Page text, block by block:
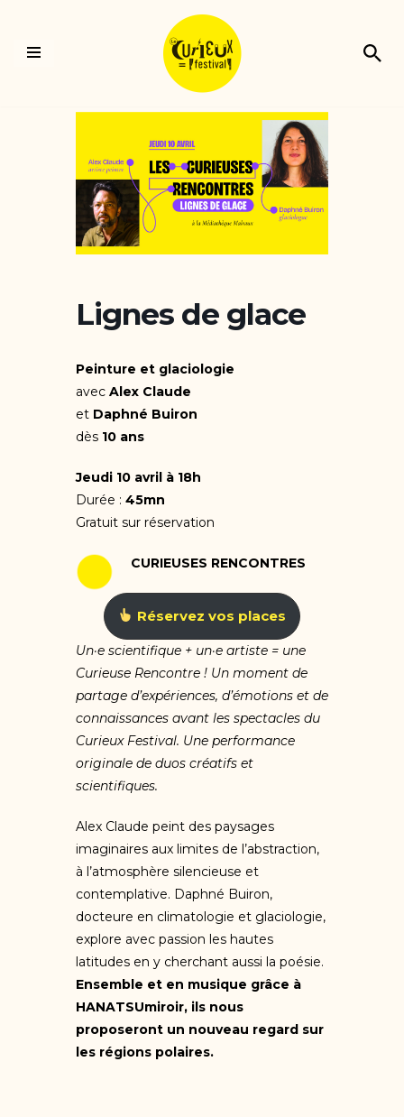
Aller
Lignes de glace
Peinture et glaciologie
avec Alex Claude
et Daphné Buiron
dès 10 ans
Jeudi 10 avril à 18h
Durée : 45mn
Gratuit sur réservation
CURIEUSES RENCONTRES
Réservez vos places
Un·e scientifique + un·e artiste = une
Curieuse Rencontre ! Un moment de
partage d’expériences, d’émotions et de
connaissances avant les spectacles du
Curieux Festival. Une performance
originale de duos créatifs et
scientifiques.
Alex Claude peint des paysages
imaginaires aux limites de l’abstraction,
à l’atmosphère silencieuse et
contemplative. Daphné Buiron,
docteure en climatologie et glaciologie,
explore avec passion les hautes
latitudes en y cherchant aussi la poésie.
Ensemble et en musique grâce à
HANATSUmiroir, ils nous
proposeront un nouveau regard sur
les régions polaires.